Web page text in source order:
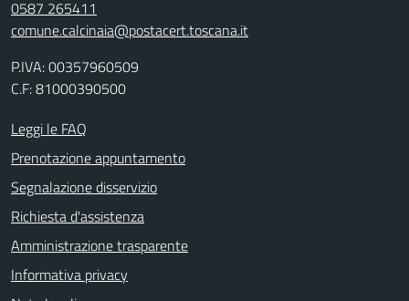
0587 265411
comune.calcinaia@postacert.toscana.it
P.IVA: 00357960509
C.F: 81000390500
Leggi le FAQ
Prenotazione appuntamento
Segnalazione disservizio
Richiesta d'assistenza
Amministrazione trasparente
Informativa privacy